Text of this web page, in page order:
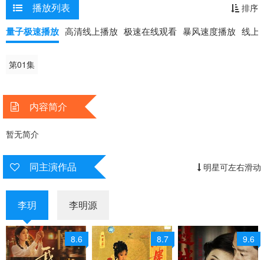
播放列表 排序
量子极速播放 高清线上播放 极速在线观看 暴风速度播放 线上
第01集
内容简介
暂无简介
同主演作品 明星可左右滑动
李玥 李明源
8.6 8.7 9.6